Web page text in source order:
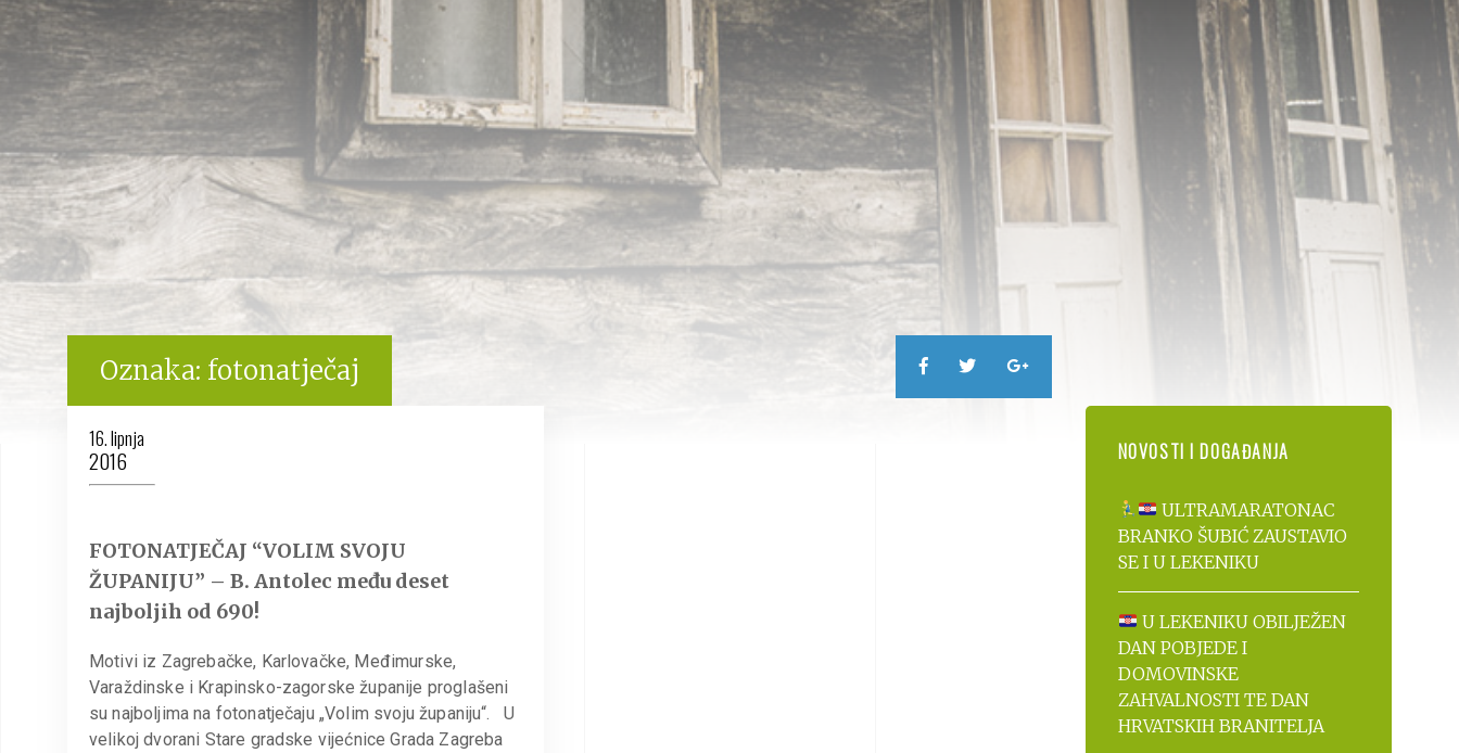
Oznaka: fotonatječaj
16. lipnja
2016
FOTONATJEČAJ “VOLIM SVOJU
ŽUPANIJU” – B. Antolec među deset
najboljih od 690!
Motivi iz Zagrebačke, Karlovačke, Međimurske,
Varaždinske i Krapinsko-zagorske županije proglašeni
su najboljima na fotonatječaju „Volim svoju županiju“. U
velikoj dvorani Stare gradske vijećnice Grada Zagreba
NOVOSTI I DOGAĐANJA
ULTRAMARATONAC
BRANKO ŠUBIĆ ZAUSTAVIO
SE I U LEKENIKU
U LEKENIKU OBILJEŽEN
DAN POBJEDE I
DOMOVINSKE
ZAHVALNOSTI TE DAN
HRVATSKIH BRANITELJA